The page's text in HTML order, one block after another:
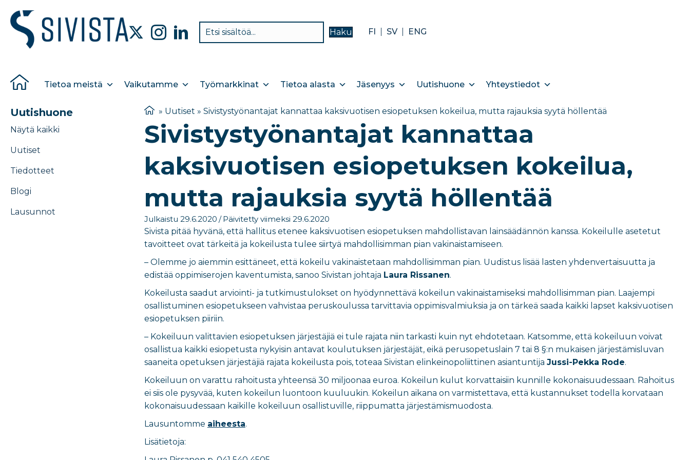
Haku FI SV ENG
Tietoa meistä Vaikutamme Työmarkkinat Tietoa alasta Jäsenyys Uutishuone Yhteystiedot
Uutishuone
Näytä kaikki
Uutiset
Tiedotteet
Blogi
Lausunnot
» Uutiset » Sivistystyönantajat kannattaa kaksivuotisen esiopetuksen kokeilua, mutta rajauksia syytä höllentää
Sivistystyönantajat kannattaa
kaksivuotisen esiopetuksen kokeilua,
mutta rajauksia syytä höllentää
Julkaistu 29.6.2020 / Päivitetty viimeksi 29.6.2020
Sivista pitää hyvänä, että hallitus etenee kaksivuotisen esiopetuksen mahdollistavan lainsäädännön kanssa. Kokeilulle asetetut
tavoitteet ovat tärkeitä ja kokeilusta tulee siirtyä mahdollisimman pian vakinaistamiseen.
– Olemme jo aiemmin esittäneet, että kokeilu vakinaistetaan mahdollisimman pian. Uudistus lisää lasten yhdenvertaisuutta ja
edistää oppimiserojen kaventumista, sanoo Sivistan johtaja Laura Rissanen.
Kokeilusta saadut arviointi- ja tutkimustulokset on hyödynnettävä kokeilun vakinaistamiseksi mahdollisimman pian. Laajempi
osallistuminen esiopetukseen vahvistaa peruskoulussa tarvittavia oppimisvalmiuksia ja on tärkeä saada kaikki lapset kaksivuotisen
esiopetuksen piiriin.
– Kokeiluun valittavien esiopetuksen järjestäjiä ei tule rajata niin tarkasti kuin nyt ehdotetaan. Katsomme, että kokeiluun voivat
osallistua kaikki esiopetusta nykyisin antavat koulutuksen järjestäjät, eikä perusopetuslain 7 tai 8 §:n mukaisen järjestämisluvan
saaneita opetuksen järjestäjiä rajata kokeilusta pois, toteaa Sivistan elinkeinopoliittinen asiantuntija Jussi-Pekka Rode.
Kokeiluun on varattu rahoitusta yhteensä 30 miljoonaa euroa. Kokeilun kulut korvattaisiin kunnille kokonaisuudessaan. Rahoitus
ei siis ole pysyvää, kuten kokeilun luontoon kuuluukin. Kokeilun aikana on varmistettava, että kustannukset todella korvataan
kokonaisuudessaan kaikille kokeiluun osallistuville, riippumatta järjestämismuodosta.
Lausuntomme aiheesta.
Lisätietoja: